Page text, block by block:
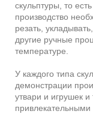
скульптуры, то
производство
резать,
другие ручные
температуре.
У каждого типа
демонстрации
утвари и игрушек